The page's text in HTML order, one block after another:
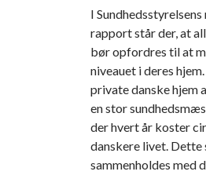
I Sundhedsstyrelsens
rapport står der, at
bør opfordres til at
niveauet i deres
private danske hjem
en stor
der hvert år koster
danskere livet. Dette
sammenholdes med